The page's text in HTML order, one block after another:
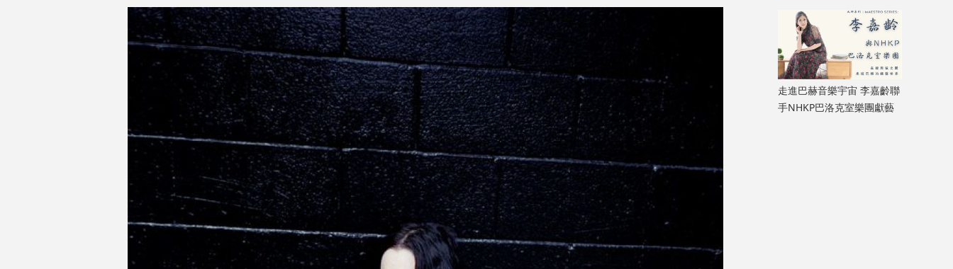
走進巴赫音樂宇宙 李嘉齡聯
手NHKP巴洛克室樂團獻藝